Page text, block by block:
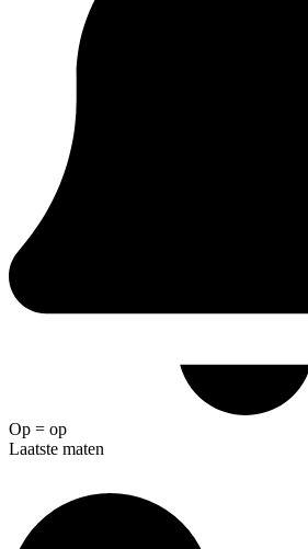
Op = op
Laatste maten